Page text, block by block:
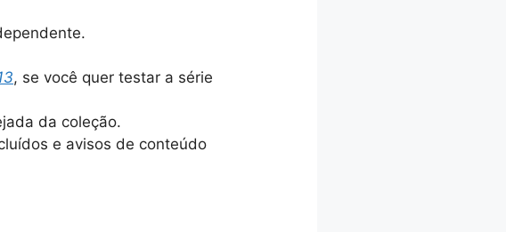
, se você quer testar a série
da coleção.
e avisos de conteúdo